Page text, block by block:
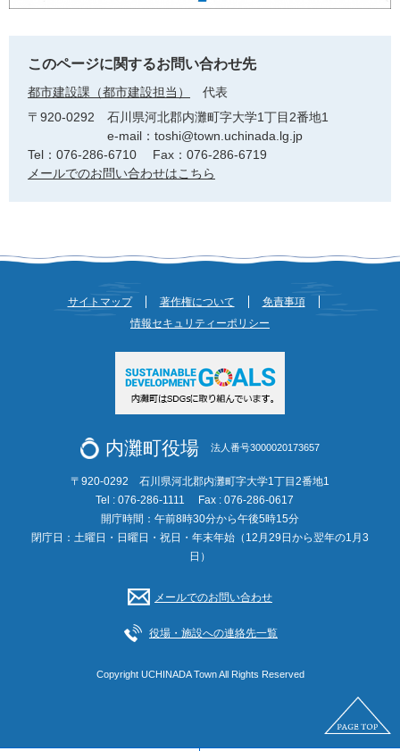
このページに関するお問い合わせ先
都市建設課（都市建設担当）
代表
〒920-0292
石川県河北郡内灘町字大学1丁目2番地1
e-mail：toshi@town.uchinada.lg.jp
Tel：076-286-6710
Fax：076-286-6719
メールでのお問い合わせはこちら
サイトマップ 著作権について
免責事項
情報セキュリティーポリシー
内灘町役場 法人番号3000020173657
〒920-0292 石川県河北郡内灘町字大学1丁目2番地1
Tel : 076-286-1111
Fax : 076-286-0617
開庁時間：午前8時30分から午後5時15分
閉庁日：土曜日・日曜日・祝日・年末年始（12月29日から翌年の1月3
日）
メールでのお問い合わせ
役場・施設への連絡先一覧
Copyright UCHINADA Town All Rights Reserved